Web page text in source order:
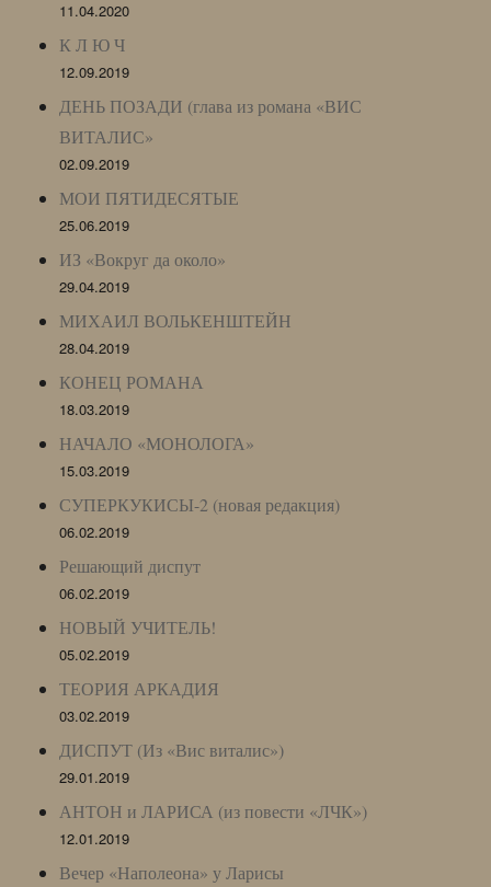
11.04.2020
К Л Ю Ч
12.09.2019
ДЕНЬ ПОЗАДИ (глава из романа «ВИС
ВИТАЛИС»
02.09.2019
МОИ ПЯТИДЕСЯТЫЕ
25.06.2019
ИЗ «Вокруг да около»
29.04.2019
МИХАИЛ ВОЛЬКЕНШТЕЙН
28.04.2019
КОНЕЦ РОМАНА
18.03.2019
НАЧАЛО «МОНОЛОГА»
15.03.2019
СУПЕРКУКИСЫ-2 (новая редакция)
06.02.2019
Решающий диспут
06.02.2019
НОВЫЙ УЧИТЕЛЬ!
05.02.2019
ТЕОРИЯ АРКАДИЯ
03.02.2019
ДИСПУТ (Из «Вис виталис»)
29.01.2019
АНТОН и ЛАРИСА (из повести «ЛЧК»)
12.01.2019
Вечер «Наполеона» у Ларисы